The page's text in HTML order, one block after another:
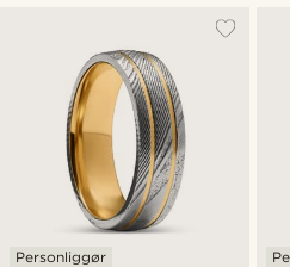
Personliggør